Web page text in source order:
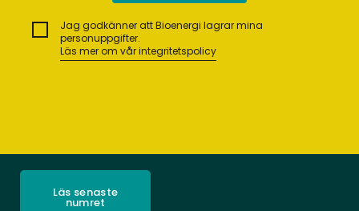
Jag godkänner att Bioenergi lagrar mina
personuppgifter.
Läs mer om vår integritetspolicy
Läs senaste
numret